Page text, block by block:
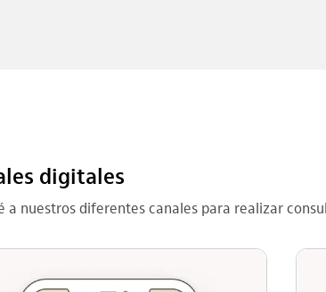
digitales
a nuestros diferentes canales para realizar